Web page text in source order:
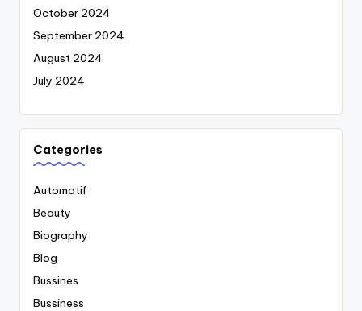
October 2024
September 2024
August 2024
July 2024
Categories
Automotif
Beauty
Biography
Blog
Bussines
Bussiness